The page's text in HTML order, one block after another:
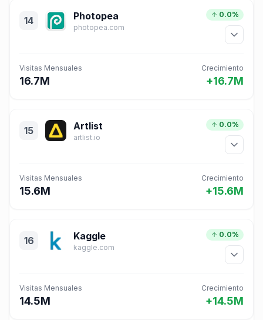
14 Photopea
photopea.com
0.0%
Visitas Mensuales
16.7M
Crecimiento
+16.7M
15 Artlist
artlist.io
0.0%
Visitas Mensuales
15.6M
Crecimiento
+15.6M
16 Kaggle
kaggle.com
0.0%
Visitas Mensuales
14.5M
Crecimiento
+14.5M